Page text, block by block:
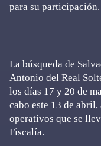
para su participación.
La búsqueda de
Antonio del Real
los días 17 y 20 de
cabo este 13 de
operativos que se
Fiscalía.